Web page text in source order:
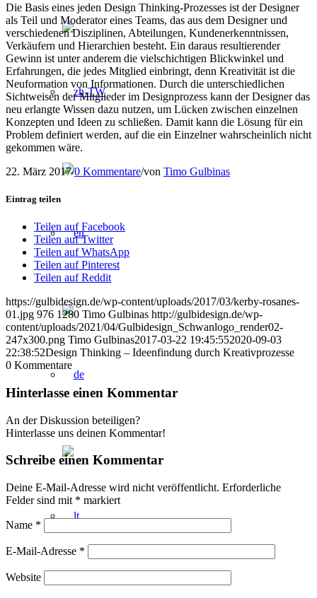
Die Basis eines jeden Design Thinking-Prozesses ist der Designer
als Teil und Moderator eines Teams, das aus dem Designer und
verschiedenen Disziplinen, Abteilungen, Kundenerkenntnissen,
Verkäufern und Hierarchien besteht. Ein daraus resultierender
Gewinn ist unter anderem die vielschichtigen Blickwinkel und
Erfahrungen, die jedes Mitglied einbringt, denn Kreativität ist die
Neuformation von Informationen. Durch die unterschiedlichen
Sichtweisen der Mitglieder im Designprozess kann der Designer das
neu erlangte Wissen dazu nutzen, um Lücken zwischen einzelnen
Konzepten und Ideen zu schließen. Damit kann die Lösung für ein
Problem definiert werden, auf die ein Einzelner wahrscheinlich nicht
gekommen wäre.
22. März 2017/0 Kommentare/von Timo Gulbinas
Eintrag teilen
Teilen auf Facebook
Teilen auf Twitter
Teilen auf WhatsApp
Teilen auf Pinterest
Teilen auf Reddit
https://gulbidesign.de/wp-content/uploads/2017/03/kerby-rosanes-
01.jpg 976 1280 Timo Gulbinas http://gulbidesign.de/wp-
content/uploads/2021/04/Gulbidesign_Schwanlogo_render02-
247x300.png Timo Gulbinas2017-03-22 19:45:552020-09-03
22:38:52Design Thinking – Ideenfindung durch Kreativprozesse
0 Kommentare
Hinterlasse einen Kommentar
An der Diskussion beteiligen?
Hinterlasse uns deinen Kommentar!
Schreibe einen Kommentar
Deine E-Mail-Adresse wird nicht veröffentlicht. Erforderliche
Felder sind mit * markiert
Name *
E-Mail-Adresse *
Website